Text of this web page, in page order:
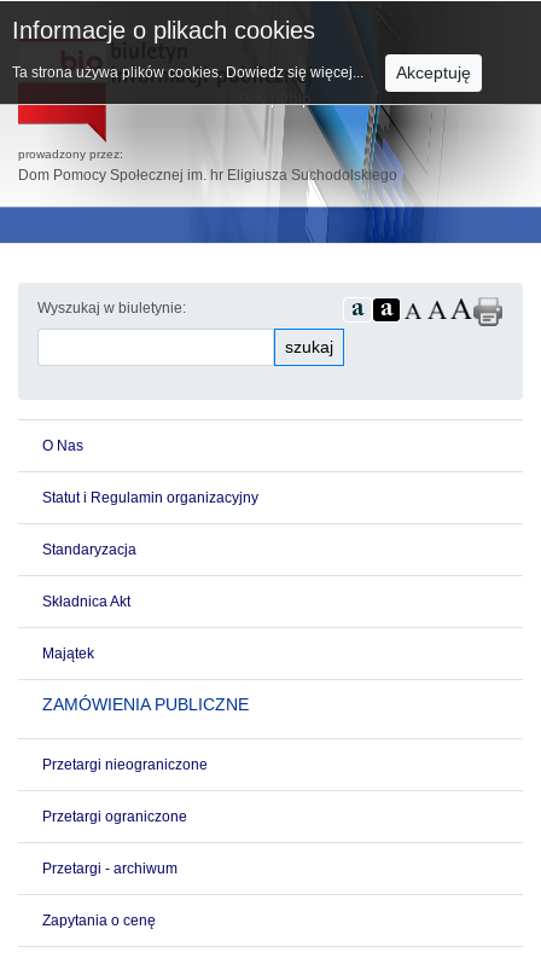
prowadzony przez:
Dom Pomocy Społecznej im. hr Eligiusza Suchodolskiego
Wyszukaj w biuletynie:
szukaj
O Nas
Statut i Regulamin organizacyjny
Standaryzacja
Składnica Akt
Majątek
ZAMÓWIENIA PUBLICZNE
Przetargi nieograniczone
Przetargi ograniczone
Przetargi - archiwum
Zapytania o cenę
Informacje o plikach cookies
Ta strona używa plików cookies. Dowiedz się więcej... Akceptuję